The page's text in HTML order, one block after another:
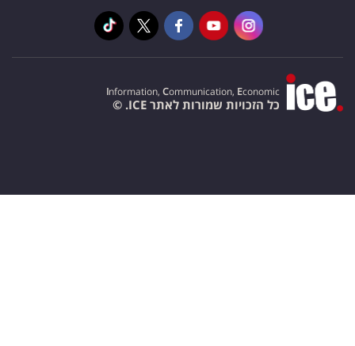
Information, Communication, Economic
כל הזכויות שמורות לאתר ICE. ©